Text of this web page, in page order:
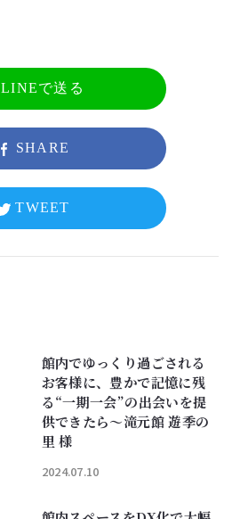
LINEで送る
SHARE
TWEET
館内でゆっくり過ごされる
お客様に、豊かで記憶に残
る“一期一会”の出会いを提
供できたら〜滝元館 遊季の
里 様
2024.07.10